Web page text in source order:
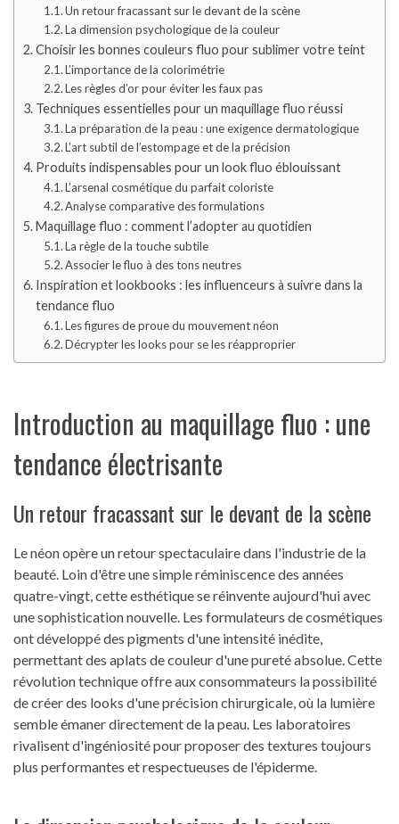
Un retour fracassant sur le devant de la scène
La dimension psychologique de la couleur
Choisir les bonnes couleurs fluo pour sublimer votre teint
L’importance de la colorimétrie
Les règles d’or pour éviter les faux pas
Techniques essentielles pour un maquillage fluo réussi
La préparation de la peau : une exigence dermatologique
L’art subtil de l’estompage et de la précision
Produits indispensables pour un look fluo éblouissant
L’arsenal cosmétique du parfait coloriste
Analyse comparative des formulations
Maquillage fluo : comment l’adopter au quotidien
La règle de la touche subtile
Associer le fluo à des tons neutres
Inspiration et lookbooks : les influenceurs à suivre dans la
tendance fluo
Les figures de proue du mouvement néon
Décrypter les looks pour se les réapproprier
Introduction au maquillage fluo : une
tendance électrisante
Un retour fracassant sur le devant de la scène
Le néon opère un retour spectaculaire dans l'industrie de la
beauté. Loin d'être une simple réminiscence des années
quatre-vingt, cette esthétique se réinvente aujourd'hui avec
une sophistication nouvelle. Les formulateurs de cosmétiques
ont développé des pigments d'une intensité inédite,
permettant des aplats de couleur d'une pureté absolue. Cette
révolution technique offre aux consommateurs la possibilité
de créer des looks d'une précision chirurgicale, où la lumière
semble émaner directement de la peau. Les laboratoires
rivalisent d'ingéniosité pour proposer des textures toujours
plus performantes et respectueuses de l'épiderme.